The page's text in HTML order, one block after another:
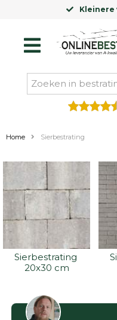
Kleinere
Home Sierbestrating
Sierbestrating
20x30 cm
Filter op